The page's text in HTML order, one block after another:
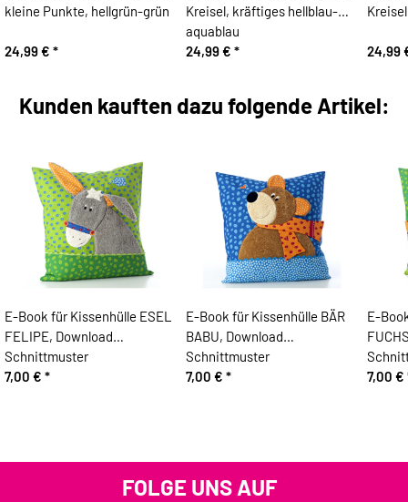
kleine Punkte, hellgrün-grün
24,99 € *
Kreisel, kräftiges hellblau-
aquablau
24,99 € * 24,99
Kunden kauften dazu folgende Artikel:
E-Book für Kissenhülle ESEL
FELIPE, Download
Schnittmuster
7,00 € *
E-Book für Kissenhülle BÄR
BABU, Download
Schnittmuster
7,00 € *
E-
7,00 €
FOLGE UNS AUF